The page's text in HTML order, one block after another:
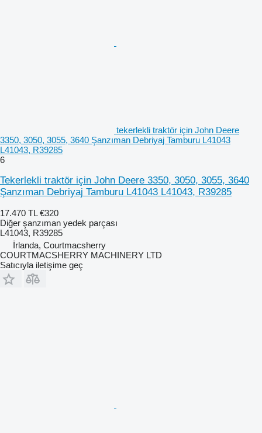
tekerlekli traktör için John Deere
3350, 3050, 3055, 3640 Şanzıman Debriyaj Tamburu L41043
L41043, R39285
6
Tekerlekli traktör için John Deere 3350, 3050, 3055, 3640
Şanzıman Debriyaj Tamburu L41043 L41043, R39285
17.470 TL €320
Diğer şanzıman yedek parçası
L41043, R39285
İrlanda, Courtmacsherry
COURTMACSHERRY MACHINERY LTD
Satıcıyla iletişime geç